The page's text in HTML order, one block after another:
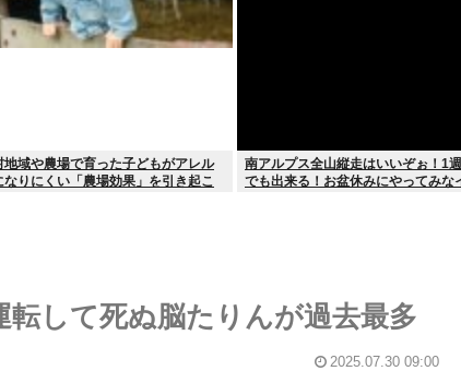
地域や農場で育った子どもがアレル
りにくい「農場効果」を引き起こ
南アルプス全山縦走はいいぞぉ！1
でも出来る！お盆休みにやってみな
して死ぬ脳たりんが過去最多
2025.07.30 09:00